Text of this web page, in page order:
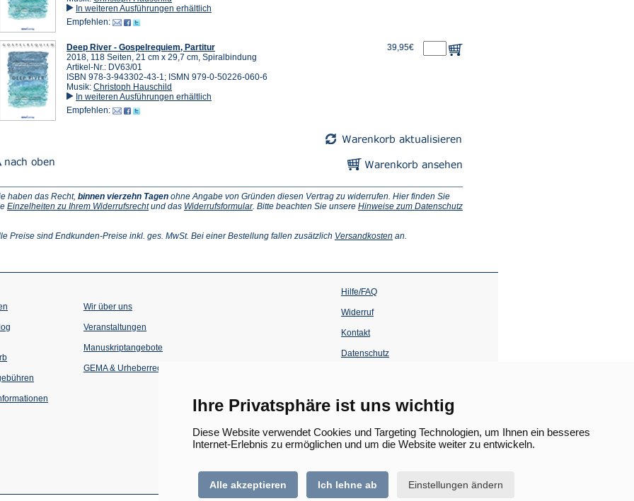
Ihre Privatsphäre ist uns wichtig
Diese Website verwendet Cookies und Targeting Technologien, um Ihnen ein besseres
Internet-Erlebnis zu ermöglichen und um die Website weiter zu entwickeln.
Alle akzeptieren Ich lehne ab Einstellungen ändern
In weiteren Ausführungen erhältlich
Empfehlen:
Deep River - Gospelrequiem, Partitur
2018, 118 Seiten, 21 cm x 29,7 cm, Spiralbindung
Artikel-Nr.: DV63/01
ISBN 978-3-943302-43-1; ISMN 979-0-50226-060-6
Musik: Christoph Hauschild
In weiteren Ausführungen erhältlich
Empfehlen:
39,95€
haben das Recht, binnen vierzehn Tagen ohne Angabe von Gründen diesen Vertrag zu widerrufen. Hier finden Sie
Einzelheiten zu Ihrem Widerrufsrecht(Öffnet
neuen
und das Widerrufsformular(Öffnet
neuen
. Bitte beachten Sie unsere Hinweise zum Datenschutz
Preise sind Endkunden-Preise inkl. ges. MwSt. Bei einer Bestellung fallen zusätzlich Versandkosten (Öffnet
Tab)
an.
Wir über uns
Veranstaltungen
einem
Tab)
Manuskriptangebote
GEMA & Urheberrecht
Hilfe/FAQ
Widerruf
Kontakt
Datenschutz
einem
neuen